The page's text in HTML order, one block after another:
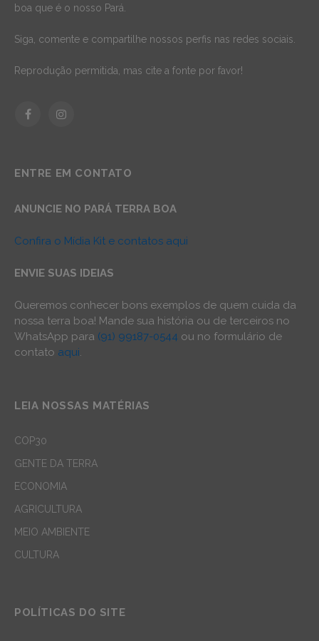
boa que é o nosso Pará.
Siga, comente e compartilhe nossos perfis nas redes sociais.
Reprodução permitida, mas cite a fonte por favor!
FacebookInstagram
ENTRE EM CONTATO
ANUNCIE NO PARÁ TERRA BOA
Confira o Mídia Kit e contatos aqui
ENVIE SUAS IDEIAS
Queremos conhecer bons exemplos de quem cuida da
nossa terra boa! Mande sua história ou de terceiros no
WhatsApp para (91) 99187-0544 ou no formulário de
contato aqui.
LEIA NOSSAS MATÉRIAS
COP30
GENTE DA TERRA
ECONOMIA
AGRICULTURA
MEIO AMBIENTE
CULTURA
POLÍTICAS DO SITE